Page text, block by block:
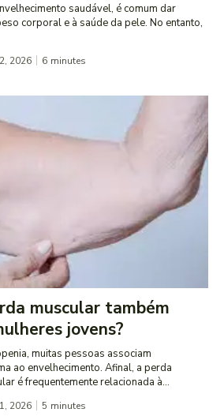
saudável, é comum dar
corporal e à saúde da pele. No entanto,
2026 6 minutes
muscular também
jovens?
muitas pessoas associam
ao envelhecimento. Afinal, a perda
é frequentemente relacionada à...
2026 5 minutes